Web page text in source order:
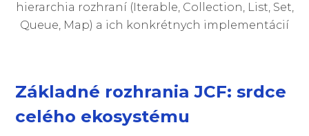
hierarchia rozhraní (Iterable, Collection, List, Set,
Queue, Map) a ich konkrétnych implementácií
Základné rozhrania JCF: srdce
celého ekosystému